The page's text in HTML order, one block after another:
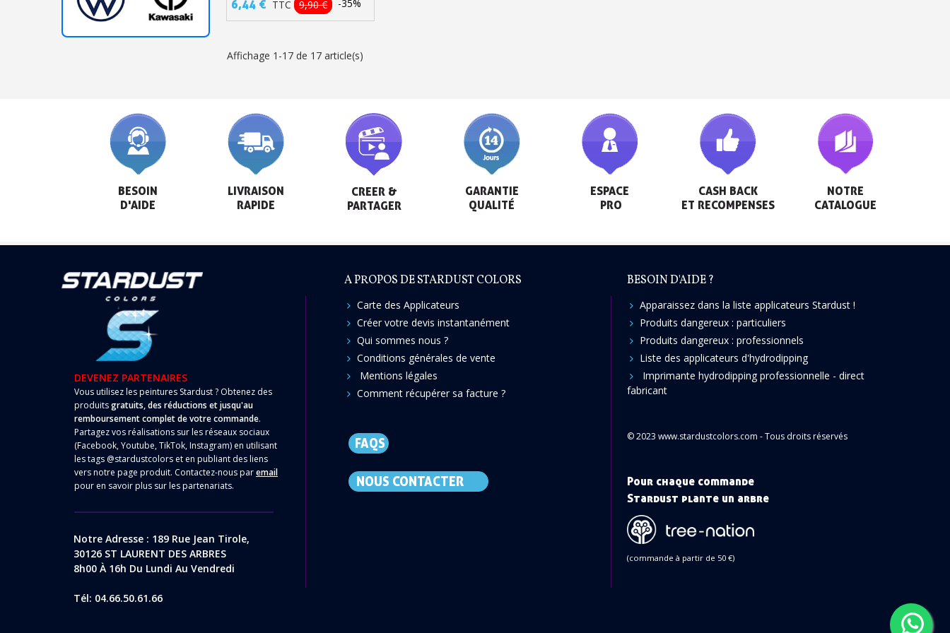
6,44 € TTC 9,90 € -35%
Affichage 1-17 de 17 article(s)
BESOIN
D'AIDE
LIVRAISON
RAPIDE
CREER &
PARTAGER
GARANTIE
QUALITÉ
ESPACE
PRO
CASH BACK
ET RECOMPENSES
NOTRE
CATALOGUE
DEVENEZ PARTENAIRES
Vous utilisez les peintures Stardust ? Obtenez des
produitsgratuits, des réductions et jusqu'au
remboursement complet de votre commande.
Partagez vos réalisations sur les réseaux sociaux
(Facebook, Youtube, TikTok, Instagram) en utilisant
les tags @stardustcolors et en publiant des liens
vers notre page produit. Contactez-nous paremail
pour en savoir plus sur les partenariats.
Notre Adresse : 189 Rue Jean Tirole,
30126 ST LAURENT DES ARBRES
8h00 À 16h Du Lundi Au Vendredi
Tél: 04.66.50.61.66
A PROPOS DE STARDUST COLORS
Carte des Applicateurs
Créer votre devis instantanément
Qui sommes nous ?
Conditions générales de vente
Mentions légales
Comment récupérer sa facture ?
FAQS
NOUS CONTACTER
BESOIN D'AIDE ?
Apparaissez dans la liste applicateurs Stardust !
Produits dangereux : particuliers
Produits dangereux : professionnels
Liste des applicateurs d'hydrodipping
Imprimante hydrodipping professionnelle - direct
fabricant
© 2023 www.stardustcolors.com - Tous droits réservés
Pour chaque commande
Stardust plante un arbre
(commande à partir de 50 €)